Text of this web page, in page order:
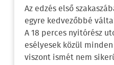
Az edzés első
egyre kedvezőbbé
A 18 perces nyitórész
esélyesek közül
viszont ismét nem